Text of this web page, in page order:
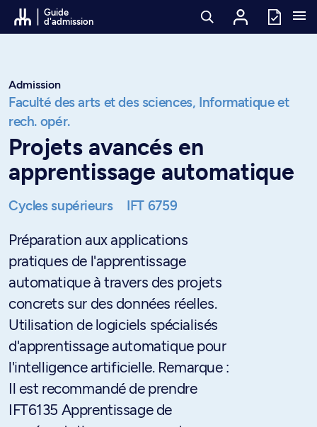
Passer au contenu
Guide
d'admission
Admission
Faculté des arts et des sciences, Informatique et
rech. opér.
Projets avancés en
apprentissage automatique
Cycles supérieurs IFT 6759
Préparation aux applications
pratiques de l'apprentissage
automatique à travers des projets
concrets sur des données réelles.
Utilisation de logiciels spécialisés
d'apprentissage automatique pour
l'intelligence artificielle. Remarque :
Il est recommandé de prendre
IFT6135 Apprentissage de